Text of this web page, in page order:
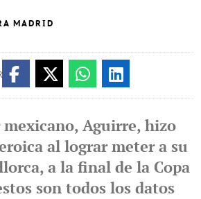
MADRID
Aguirre, hizo
al lograr meter a su
a la final de la Copa
son todos los datos